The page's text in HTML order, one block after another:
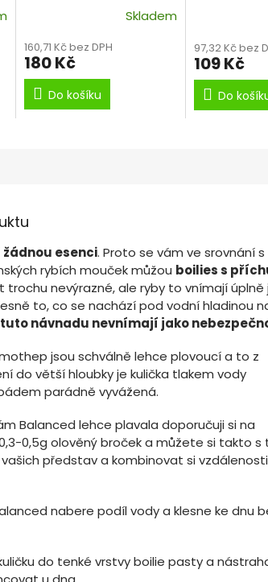
Skladem
160,71 Kč bez DPH
180 Kč
Do košíku
97,32 Kč bez
109 Kč
Do
žádnou esenci. Proto se vám ve srovnání s
rybích mouček můžou boilies s
trochu nevýrazné, ale ryby to vnímají úplně
to, co se nachází pod vodní hladinou
návnadu nevnímají jako
jsou schválně lehce plovoucí a to z
do větší hloubky je kulička tlakem vody
parádně vyvážená.
Balanced lehce plavala doporučuji si na
0,5g olověný broček a můžete si takto s
představ a kombinovat si
nabere podíl vody a klesne ke dnu
do tenké vrstvy boilie pasty a